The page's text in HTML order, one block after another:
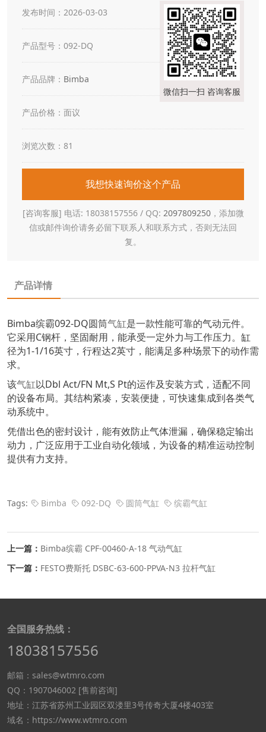
发布时间：2026-03-03
产品型号：092-DQ
产品品牌： Bimba
产品价格：面议
浏览次数：81
我想快速询价这个产品
[咨询客服] 电话: 18038157556 / QQ: 2097809250，添加微
信或邮件询价请务必留下联系人和联系方式，否则无法回
复。
微信扫一扫 咨询客服
产品详情
Bimba缤霸092-DQ圆筒气缸是一款性能可靠的气动元件。
它采用C钢杆，坚固耐用，能承受一定外力与工作压力。缸
径为1-1/16英寸，行程达2英寸，能满足多种场景下的动作需
求。
该气缸以Dbl Act/FN Mt,S Pt的运作及安装方式，适配不同
的设备布局。其结构紧凑，安装便捷，可快速集成到各类气
动系统中。
凭借出色的密封设计，能有效防止气体泄漏，确保稳定输出
动力，广泛应用于工业自动化领域，为设备的精准运动控制
提供有力支持。
Tags: Bimba 092-DQ 圆筒气缸 缤霸气缸
上一篇： Bimba缤霸 CPF-00460-A-18 气动气缸
下一篇： FESTO费斯托 DSBC-63-600-PPVA-N3 拉杆气缸
全国服务热线：
18038157556
邮箱：sales@wtmro.com
QQ：1907046002 [售前咨询]
地址：江苏省苏州工业园区双溇里3号传奇大厦4楼403室
域名：https://www.wtmro.com